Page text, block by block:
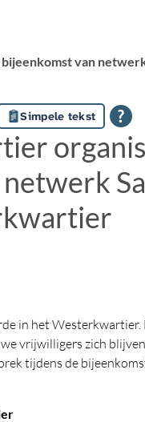
van
Simpele tekst
in het
vrijwilligers zich
tijdens de